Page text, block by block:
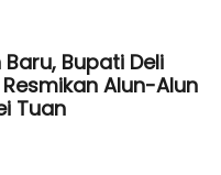
Bupati Deli
Alun-Alun
Tuan